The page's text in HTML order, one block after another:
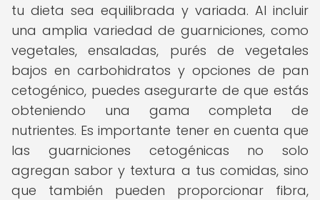
tu dieta sea equilibrada y variada. Al incluir
una amplia variedad de guarniciones, como
vegetales, ensaladas, purés de vegetales
bajos en carbohidratos y opciones de pan
cetogénico, puedes asegurarte de que estás
obteniendo una gama completa de
nutrientes. Es importante tener en cuenta que
las guarniciones cetogénicas no solo
agregan sabor y textura a tus comidas, sino
que también pueden proporcionar fibra,